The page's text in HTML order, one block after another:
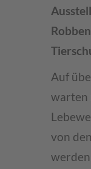
Auf
warten
von